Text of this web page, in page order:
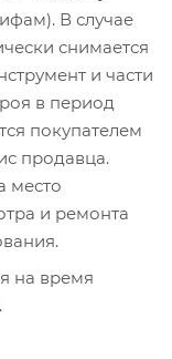
В случае
снимается
и части
в период
покупателем
продавца.
место
и ремонта
на время